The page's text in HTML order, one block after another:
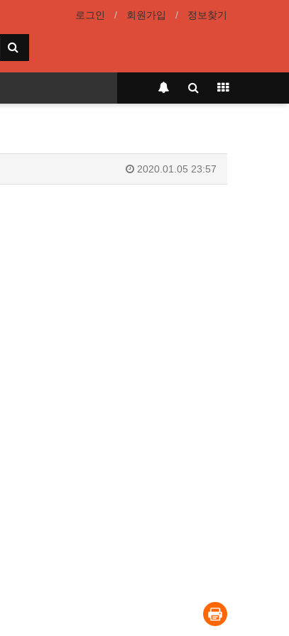
로그인 회원가입 정보찾기
2020.01.05 23:57